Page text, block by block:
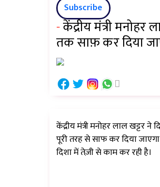
Subscribe
-केंद्रीय मंत्री
तक साफ़ कर दिया
केंद्रीय मंत्री मनोहर लाल खट्टर
पूरी तरह से साफ कर दिया
दिशा में तेज़ी से काम कर रही है।